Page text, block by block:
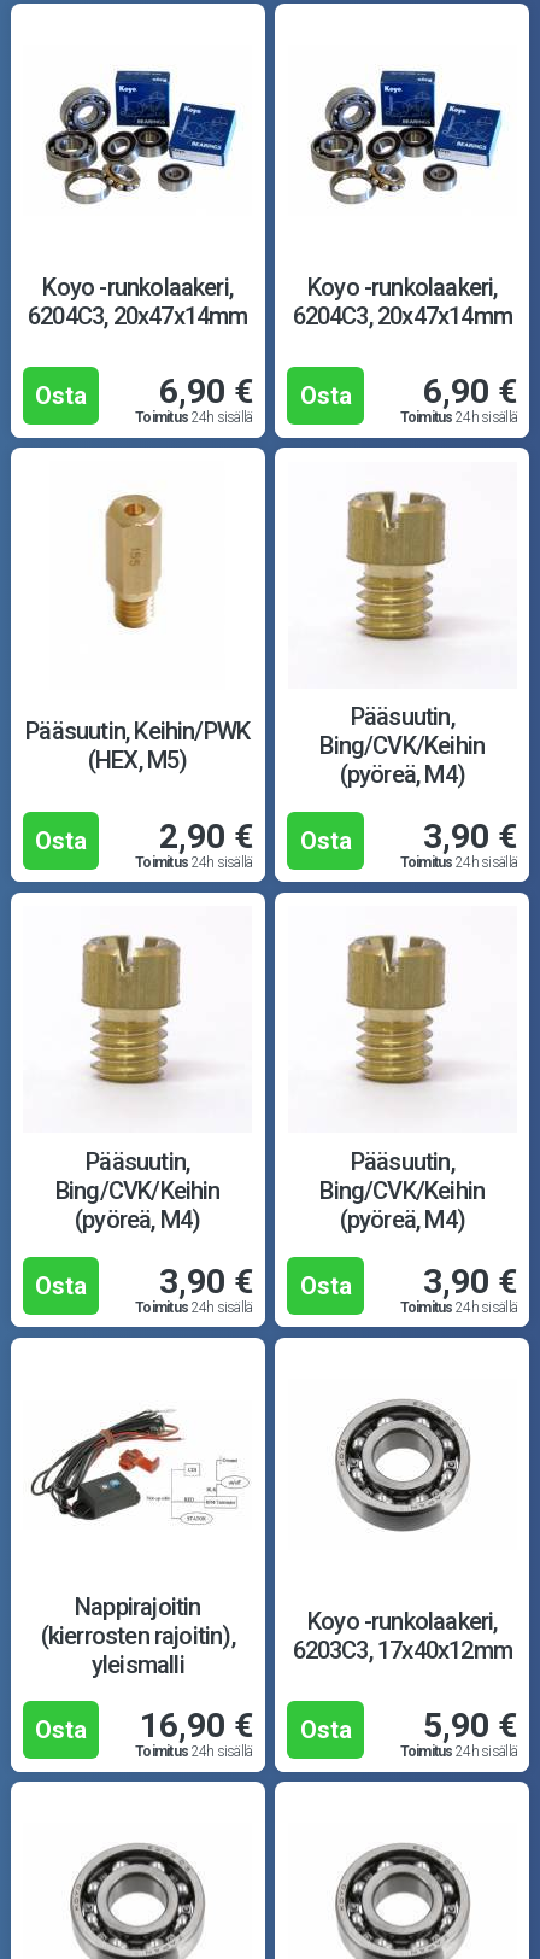
Koyo -runkolaakeri,
6204C3, 20x47x14mm
Osta 6,90 €
Toimitus 24h sisällä
Koyo -runkolaakeri,
6204C3, 20x47x14mm
Osta 6,90 €
Toimitus 24h sisällä
Pääsuutin, Keihin/PWK
(HEX, M5)
Osta 2,90 €
Toimitus 24h sisällä
Pääsuutin,
Bing/CVK/Keihin
(pyöreä, M4)
Osta 3,90 €
Toimitus 24h sisällä
Pääsuutin,
Bing/CVK/Keihin
(pyöreä, M4)
Osta 3,90 €
Toimitus 24h sisällä
Pääsuutin,
Bing/CVK/Keihin
(pyöreä, M4)
Osta 3,90 €
Toimitus 24h sisällä
Nappirajoitin
(kierrosten rajoitin),
yleismalli
Osta 16,90 €
Toimitus 24h sisällä
Koyo -runkolaakeri,
6203C3, 17x40x12mm
Osta 5,90 €
Toimitus 24h sisällä